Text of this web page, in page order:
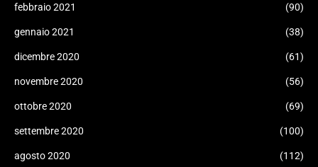
febbraio 2021 (90)
gennaio 2021 (38)
dicembre 2020 (61)
novembre 2020 (56)
ottobre 2020 (69)
settembre 2020 (100)
agosto 2020 (112)